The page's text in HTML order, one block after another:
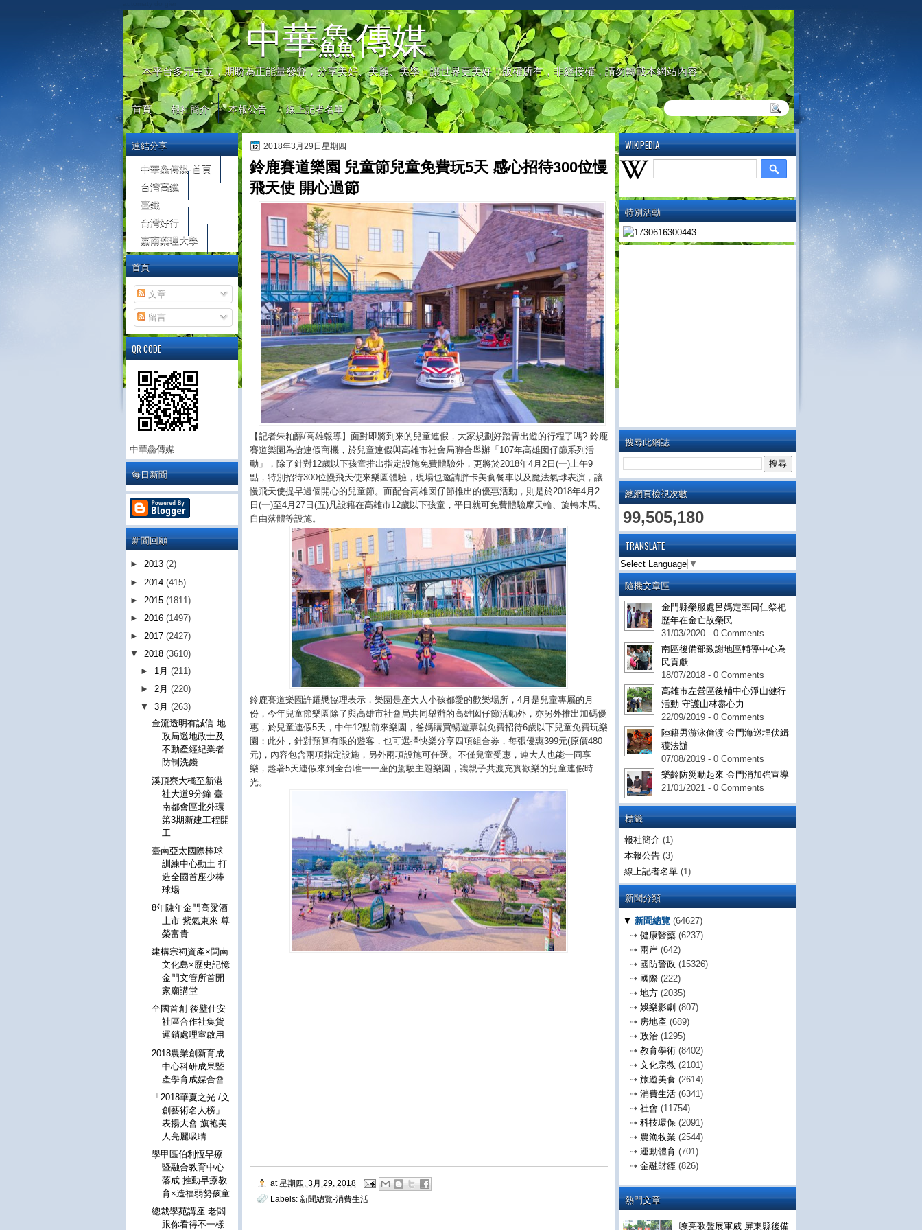
中華鱻傳媒
本平台多元中立，期盼為正能量發聲，分享美好、美麗、美學，讓世界更美好！版權所有，非經授權，請勿轉載本網站內容
首頁 報社簡介 本報公告 線上記者名單
WIKIPEDIA
特別活動
搜尋此網誌
總網頁檢視次數
99,505,180
TRANSLATE
Select Language ▼
隨機文章區
金門縣榮服處呂媽定率同仁祭祀
歷年在金亡故榮民
31/03/2020 - 0 Comments
南區後備部致謝地區輔導中心為
民貢獻
18/07/2018 - 0 Comments
高雄市左營區後輔中心淨山健行
活動 守護山林盡心力
22/09/2019 - 0 Comments
陸籍男游泳偷渡 金門海巡埋伏緝
獲法辦
07/08/2019 - 0 Comments
樂齡防災動起來 金門消加強宣導
21/01/2021 - 0 Comments
標籤
報社簡介 (1)
本報公告 (3)
線上記者名單 (1)
新聞分類
▼ 新聞總覽 (64627)
⇢ 健康醫藥 (6237)
⇢ 兩岸 (642)
⇢ 國防警政 (15326)
⇢ 國際 (222)
⇢ 地方 (2035)
⇢ 娛樂影劇 (807)
⇢ 房地產 (689)
⇢ 政治 (1295)
⇢ 教育學術 (8402)
⇢ 文化宗教 (2101)
⇢ 旅遊美食 (2614)
⇢ 消費生活 (6341)
⇢ 社會 (11754)
⇢ 科技環保 (2091)
⇢ 農漁牧業 (2544)
⇢ 運動體育 (701)
⇢ 金融財經 (826)
熱門文章
嘹亮歌聲展軍威 屏東縣後備
2018年3月29日星期四
鈴鹿賽道樂園 兒童節兒童免費玩5天 感心招待300位慢
飛天使 開心過節
【記者朱粕醇/高雄報導】面對即將到來的兒童連假，大家規劃好踏青出遊的行程了嗎? 鈴鹿
賽道樂園為搶連假商機，於兒童連假與高雄市社會局聯合舉辦「107年高雄囡仔節系列活
動」，除了針對12歲以下孩童推出指定設施免費體驗外，更將於2018年4 月 2日(一) 上午9
點，特別招待300位慢飛天使來樂園體驗，現場也邀請胖卡美食餐車以及魔法氣球表演，讓
慢飛天使提早過個開心的兒童節。而配合高雄囡仔節推出的優惠活動，則是於2018年4 月 2
日(一)至4 月 27日(五)凡設籍在高雄市12歲以下孩童，平日就可免費體驗摩天輪、旋轉木馬、
自由落體等設施。
鈴鹿賽道樂園許耀懋協理表示，樂園是座大人小孩都愛的歡樂場所， 4 月是兒童專屬的月
份，今年兒童節樂園除了與高雄市社會局共同舉辦的高雄囡仔節活動外，亦另外推出加碼優
惠，於兒童連假5天，中午12點前來樂園，爸媽購買暢遊票就免費招待6歲以下兒童免費玩樂
園；此外，針對預算有限的遊客，也可選擇快樂分享四項組合券，每張優惠399元(原價480
元) ，內容包含兩項指定設施，另外兩項設施可任選。不僅兒童受惠，連大人也能一同享
樂，趁著5天連假來到全台唯一一座的駕駛主題樂園，讓親子共渡充實歡樂的兒童連假時
光。
at 星期四, 3月 29, 2018
Labels: 新聞總覽-消費生活
連結分享
中華鱻傳媒-首頁
台灣高鐵
臺鐵
台灣好行
嘉南藥理大學
首頁
文章
留言
QR CODE
中華鱻傳媒
每日新聞
新聞回顧
► 2013 (2)
► 2014 (415)
► 2015 (1811)
► 2016 (1497)
► 2017 (2427)
▼ 2018 (3610)
► 1月(211)
► 2月(220)
▼3月(263)
金流透明有誠信 地
政局邀地政士及
不動產經紀業者
防制洗錢
溪頂寮大橋至新港
社大道9分鐘 臺
南都會區北外環
第3期新建工程開
工
臺南亞太國際棒球
訓練中心動土 打
造全國首座少棒
球場
8年陳年金門高粱酒
上市 紫氣東來 尊
榮富貴
建構宗祠資產×閩南
文化島×歷史記憶
金門文管所首開
家廟講堂
全國首創 後壁仕安
社區合作社集貨
運銷處理室啟用
2018農業創新育成
中心科研成果暨
產學育成媒合會
「2018華夏之光 /文
創藝術名人榜」
表揚大會 旗袍美
人亮麗吸睛
學甲區伯利恆早療
暨融合教育中心
落成 推動早療教
育×造福弱勢孩童
總裁學苑講座 老闆
跟你看得不一樣